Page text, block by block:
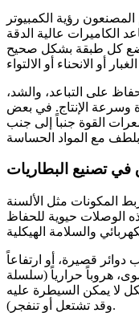
رؤية الكمبيوتر
الكاميرات عالية الدقة
وضع كل طبقة بشكل صحيح
على التباعد، والشد،
وسرعة الإنتاج. في بعض
القوة جنباً إلى جنب
في تصنيع البطاريات
ربط المكونات مثل الألسنة
الوصلات حيوية للحفاظ
قصيرة، أو ارتفاعاً
هروباً حرارياً (سلسلة
لا يمكن السيطرة عليه
وقد تشتعل أو تنفجر).